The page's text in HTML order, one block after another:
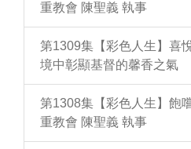
重教會 陳聖義 執事
第1309集【彩色人生】喜
境中彰顯基督的馨香之氣
第1308集【彩色人生】飽
重教會 陳聖義 執事